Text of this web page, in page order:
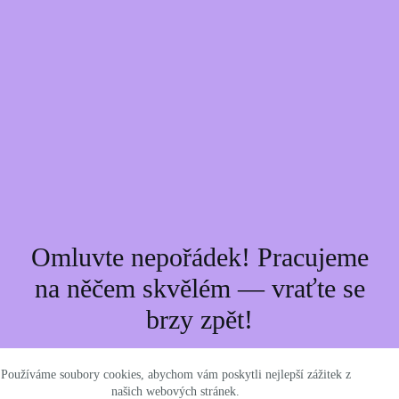
Používáme soubory cookies, abychom vám poskytli nejlepší zážitek z
našich webových stránek.
Omluvte nepořádek! Pracujeme
na něčem skvělém — vraťte se
brzy zpět!